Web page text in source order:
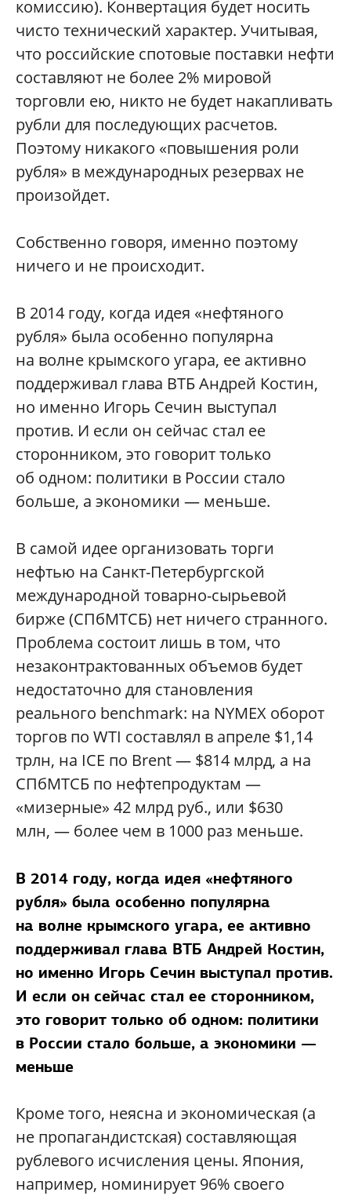
комиссию). Конвертация будет носить
чисто технический характер. Учитывая,
что российские спотовые поставки нефти
составляют не более 2% мировой
торговли ею, никто не будет накапливать
рубли для последующих расчетов.
Поэтому никакого «повышения роли
рубля» в международных резервах не
произойдет.
Собственно говоря, именно поэтому
ничего и не происходит.
В 2014 году, когда идея «нефтяного
рубля» была особенно популярна
на волне крымского угара, ее активно
поддерживал глава ВТБ Андрей Костин,
но именно Игорь Сечин выступал
против. И если он сейчас стал ее
сторонником, это говорит только
об одном: политики в России стало
больше, а экономики — меньше.
В самой идее организовать торги
нефтью на Санкт-Петербургской
международной товарно-сырьевой
бирже (СПбМТСБ) нет ничего странного.
Проблема состоит лишь в том, что
незаконтрактованных объемов будет
недостаточно для становления
реального benchmark: на NYMEX оборот
торгов по WTI составлял в апреле $1,14
трлн, на ICE по Brent — $814 млрд, а на
СПбМТСБ по нефтепродуктам —
«мизерные» 42 млрд руб., или $630
млн, — более чем в 1000 раз меньше.
В 2014 году, когда идея «нефтяного
рубля» была особенно популярна
на волне крымского угара, ее активно
поддерживал глава ВТБ Андрей Костин,
но именно Игорь Сечин выступал против.
И если он сейчас стал ее сторонником,
это говорит только об одном: политики
в России стало больше, а экономики —
меньше
Кроме того, неясна и экономическая (а
не пропагандистская) составляющая
рублевого исчисления цены. Япония,
например, номинирует 96% своего